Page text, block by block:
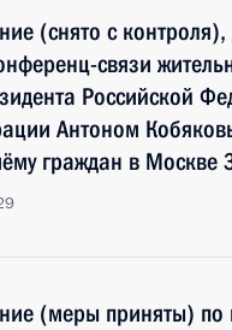
(снято с
связи
Российской
Антоном
граждан в Москве
(меры приняты)